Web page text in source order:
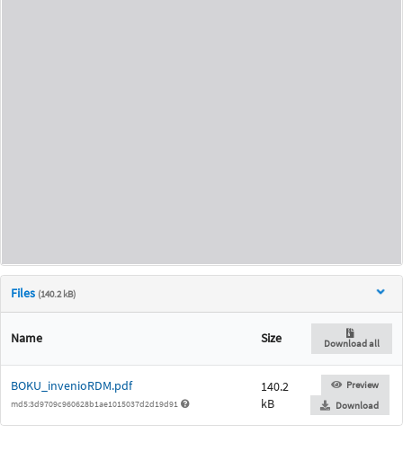
Files (140.2 kB)
Name Size Download all
BOKU_invenioRDM.pdf
md5:3d9709c960628b1ae1015037d2d19d91
140.2
kB
Preview
Download